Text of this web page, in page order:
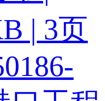
| 3页